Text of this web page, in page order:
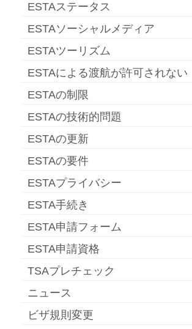
ESTAステータス
ESTAソーシャルメディア
ESTAツーリズム
ESTAによる渡航が許可されない
ESTAの制限
ESTAの技術的問題
ESTAの更新
ESTAの要件
ESTAプライバシー
ESTA手続き
ESTA申請フォーム
ESTA申請資格
TSAプレチェック
ニュース
ビザ規則変更